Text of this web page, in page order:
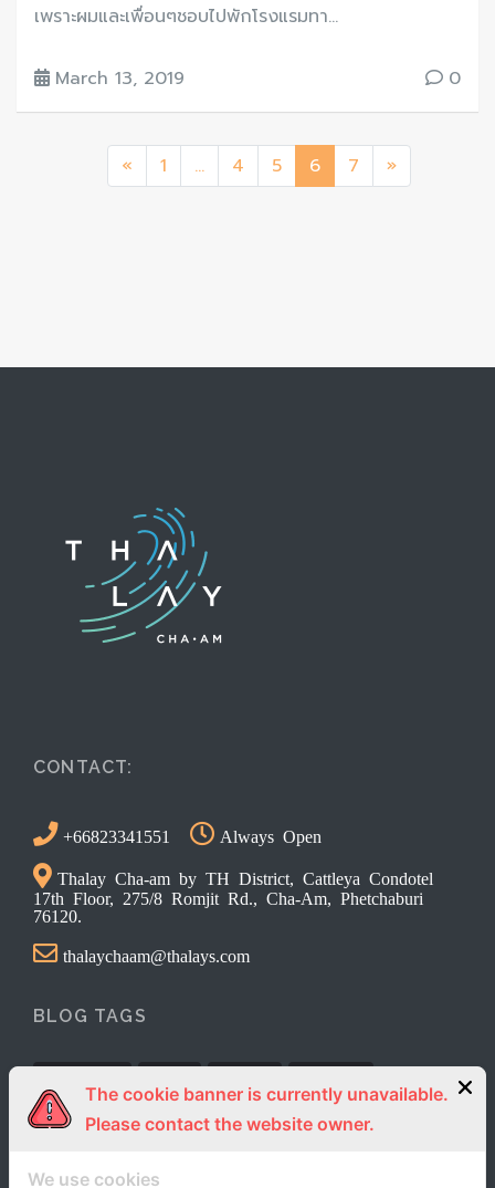
เพราะผมและเพื่อนๆชอบไปพักโรงแรมทา...
March 13, 2019 0
« 1 … 4 5 6 7 »
CONTACT:
+66823341551 Always Open
Thalay Cha-am by TH District, Cattleya Condotel
17th Floor, 275/8 Romjit Rd., Cha-Am, Phetchaburi
76120.
thalaychaam@thalays.com
BLOG TAGS
Activities News review Reviews
The cookie banner is currently unavailable.
Please contact the website owner.
We use cookies